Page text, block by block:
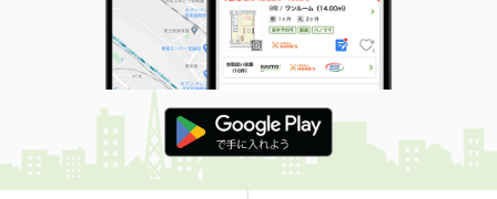
専有面積 23.61m²
間取り
1K
山梨県甲府市宮前町
価 格
5万円
住 所
山梨県甲府市宮前町
専有面積